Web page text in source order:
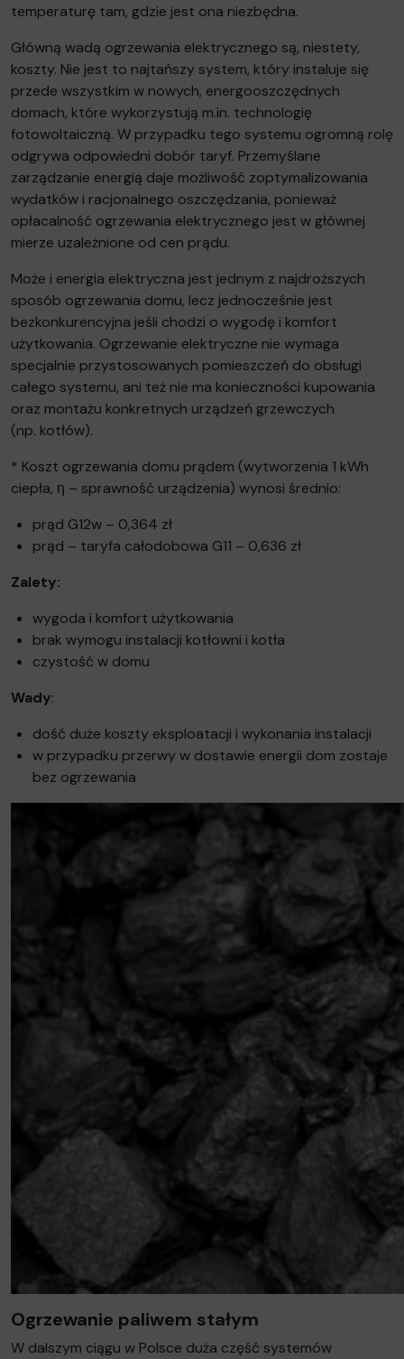
temperaturę tam, gdzie jest ona niezbędna.
Główną wadą ogrzewania elektrycznego są, niestety,
koszty. Nie jest to najtańszy system, który instaluje się
przede wszystkim w nowych, energooszczędnych
domach, które wykorzystują m.in. technologię
fotowoltaiczną. W przypadku tego systemu ogromną rolę
odgrywa odpowiedni dobór taryf. Przemyślane
zarządzanie energią daje możliwość zoptymalizowania
wydatków i racjonalnego oszczędzania, ponieważ
opłacalność ogrzewania elektrycznego jest w głównej
mierze uzależnione od cen prądu.
Może i energia elektryczna jest jednym z najdroższych
sposób ogrzewania domu, lecz jednocześnie jest
bezkonkurencyjna jeśli chodzi o wygodę i komfort
użytkowania. Ogrzewanie elektryczne nie wymaga
specjalnie przystosowanych pomieszczeń do obsługi
całego systemu, ani też nie ma konieczności kupowania
oraz montażu konkretnych urządzeń grzewczych
(np. kotłów).
* Koszt ogrzewania domu prądem (wytworzenia 1 kWh
ciepła, η – sprawność urządzenia) wynosi średnio:
prąd G12w – 0,364 zł
prąd – taryfa całodobowa G11 – 0,636 zł
Zalety:
wygoda i komfort użytkowania
brak wymogu instalacji kotłowni i kotła
czystość w domu
Wady:
dość duże koszty eksploatacji i wykonania instalacji
w przypadku przerwy w dostawie energii dom zostaje
bez ogrzewania
Ogrzewanie paliwem stałym
W dalszym ciągu w Polsce duża część systemów